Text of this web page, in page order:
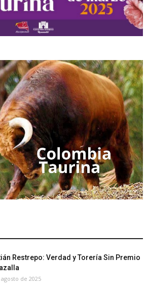
Restrepo: Verdad y Torería Sin Premio
de 2025